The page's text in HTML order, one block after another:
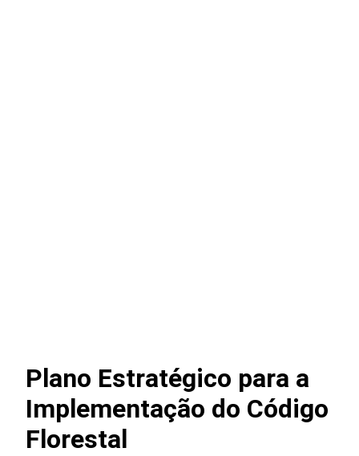
Plano Estratégico para a
Implementação do Código
Florestal